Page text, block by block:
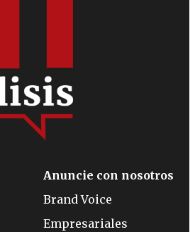
Anuncie con nosotros
Brand Voice
Empresariales